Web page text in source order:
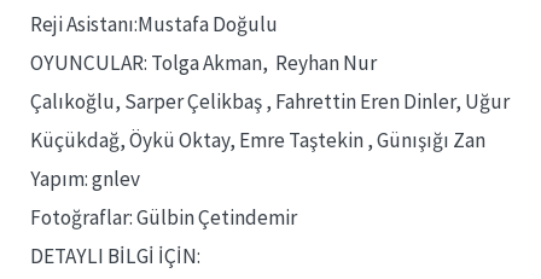
Reji Asistanı:Mustafa Doğulu
OYUNCULAR: Tolga Akman, Reyhan Nur
Çalıkoğlu, Sarper Çelikbaş , Fahrettin Eren Dinler, Uğur
Küçükdağ, Öykü Oktay, Emre Taştekin , Günışığı Zan
Yapım: gnlev
Fotoğraflar: Gülbin Çetindemir
DETAYLI BİLGİ İÇİN: